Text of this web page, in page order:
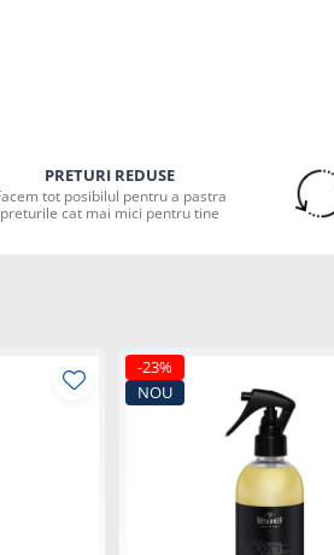
PRETURI REDUSE
tot posibilul pentru a pastra
preturile cat mai mici pentru tine
-23%
NOU